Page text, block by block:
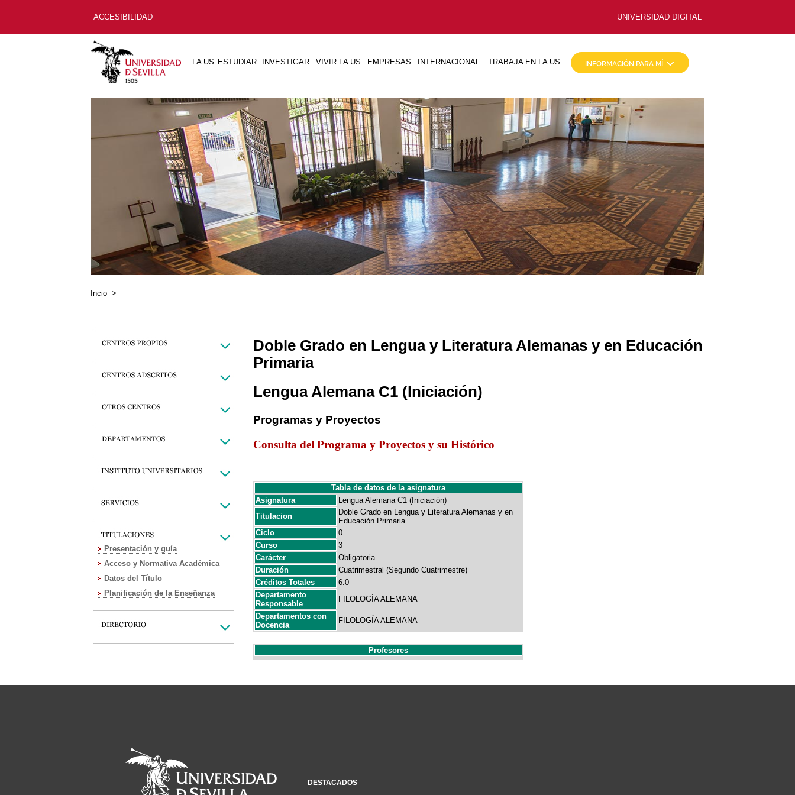
ACCESIBILIDAD UNIVERSIDAD DIGITAL
LA US ESTUDIAR INVESTIGAR VIVIR LA US EMPRESAS INTERNACIONAL TRABAJA EN LA US
Incio >
Presentación y guía
Acceso y Normativa Académica
Datos del Título
Planificación de la Enseñanza
Doble Grado en Lengua y Literatura Alemanas y en Educación
Primaria
Lengua Alemana C1 (Iniciación)
Programas y Proyectos
Consulta del Programa y Proyectos y su Histórico
Tabla de datos de la asignatura
Asignatura
Lengua Alemana C1 (Iniciación)
Titulacion
Doble Grado en Lengua y Literatura Alemanas y en
Educación Primaria
Ciclo
0
Curso
3
Carácter
Obligatoria
Duración
Cuatrimestral (Segundo Cuatrimestre)
Créditos Totales
6.0
Departamento
Responsable
FILOLOGÍA ALEMANA
Departamentos con
Docencia
FILOLOGÍA ALEMANA
Profesores
DESTACADOS